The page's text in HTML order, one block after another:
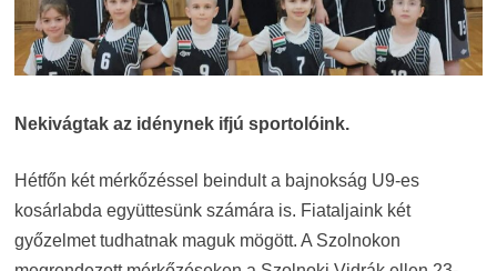
Nekivágtak az idénynek ifjú sportolóink.
Hétfőn két mérkőzéssel beindult a bajnokság U9-es
kosárlabda együttesünk számára is. Fiataljaink két
győzelmet tudhatnak maguk mögött. A Szolnokon